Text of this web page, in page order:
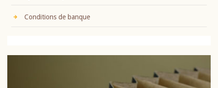
Conditions de banque